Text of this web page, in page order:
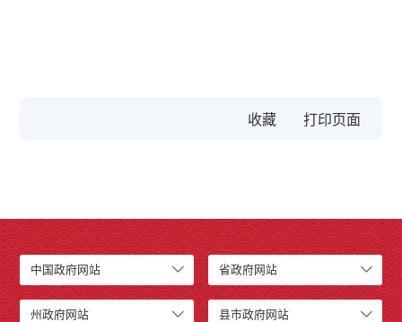
收藏
中国政府网站 省政府网站
州政府网站 县市政府网站